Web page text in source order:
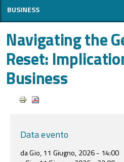
BUSINESS
Navigating the
Reset:
Business
Data evento
da Gio, 11 Giugno, 2026 - 14:00